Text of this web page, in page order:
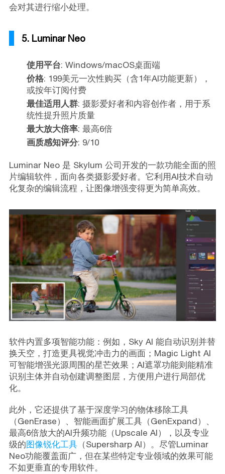
会对其进行缩小处理。
5. Luminar Neo
使用平台: Windows/macOS桌面端
价格: 199美元一次性购买（含1年AI功能更新），
或按年订阅付费
最佳适用人群: 摄影爱好者和内容创作者，用于系
统性提升照片质量
最大放大倍率: 最高6倍
画质感知评分: 9/10
Luminar Neo 是 Skylum 公司开发的一款功能全面的照
片编辑软件，面向各类摄影爱好者。它利用AI技术自动
化复杂的编辑流程，让图像增强变得更为简单高效。
软件内置多项智能功能：例如，Sky AI 能自动识别并替
换天空，打造更具视觉冲击力的画面；Magic Light AI
可智能增强光源周围的星芒效果；AI遮罩功能则能精准
识别主体并自动创建调整图层，方便用户进行局部优
化。
此外，它还提供了基于深度学习的物体移除工具
（GenErase）、智能画面扩展工具（GenExpand）、
最高6倍放大的AI升频功能（Upscale AI），以及专业
级的图像锐化工具（Supersharp AI）。尽管Luminar
Neo功能覆盖面广，但在某些特定专业领域的效果可能
不如更垂直的专用软件。